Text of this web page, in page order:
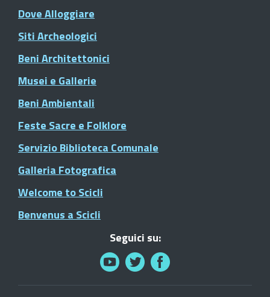
Dove Alloggiare
Siti Archeologici
Beni Architettonici
Musei e Gallerie
Beni Ambientali
Feste Sacre e Folklore
Servizio Biblioteca Comunale
Galleria Fotografica
Welcome to Scicli
Benvenus a Scicli
Seguici su: